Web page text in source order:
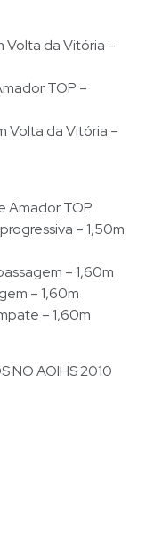
Volta da Vitória –
TOP –
Volta da Vitória –
Amador TOP
– 1,50m
– 1,60m
– 1,60m
– 1,60m
NO AOIHS 2010